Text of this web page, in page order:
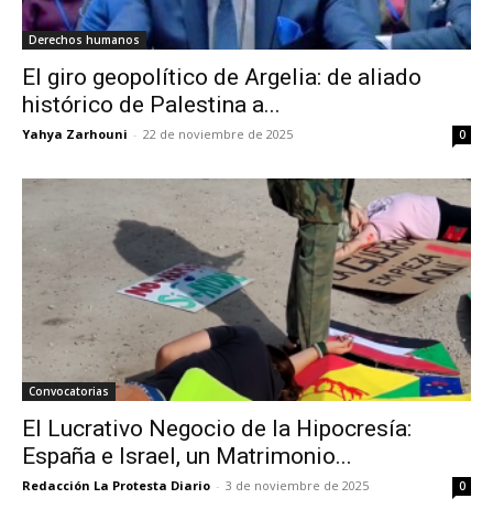
Derechos humanos
El giro geopolítico de Argelia: de aliado
histórico de Palestina a...
Yahya Zarhouni - 22 de noviembre de 2025 0
Convocatorias
El Lucrativo Negocio de la Hipocresía:
España e Israel, un Matrimonio...
Redacción La Protesta Diario - 3 de noviembre de 2025 0